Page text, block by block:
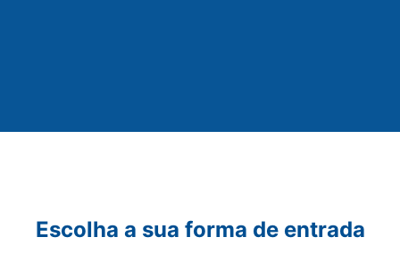
Escolha a sua forma de entrada